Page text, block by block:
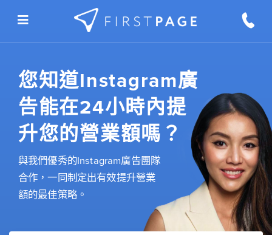
您知道Instagram廣
告能在24小時內提
升您的營業額嗎？
與我們優秀的Instagram廣告團隊
合作，一同制定出有效提升營業
額的最佳策略。